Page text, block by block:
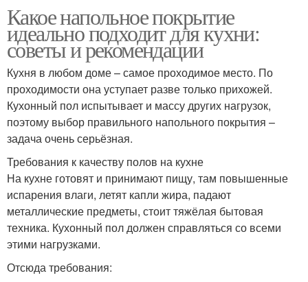
Какое напольное покрытие
идеально подходит для кухни:
советы и рекомендации
Кухня в любом доме – самое проходимое место. По
проходимости она уступает разве только прихожей.
Кухонный пол испытывает и массу других нагрузок,
поэтому выбор правильного напольного покрытия –
задача очень серьёзная.
Требования к качеству полов на кухне
На кухне готовят и принимают пищу, там повышенные
испарения влаги, летят капли жира, падают
металлические предметы, стоит тяжёлая бытовая
техника. Кухонный пол должен справляться со всеми
этими нагрузками.
Отсюда требования: